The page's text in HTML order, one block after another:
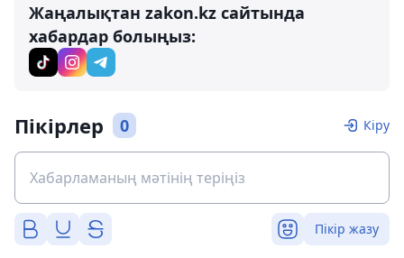
Жаңалықтан zakon.kz сайтында
хабардар болыңыз:
Пікірлер 0 Кіру
Пікір жазу